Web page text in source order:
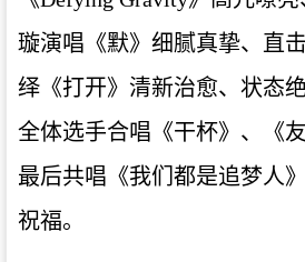
璇演唱《默》细腻真挚、直
绎《打开》清新治愈、状态
全体选手合唱《干杯》、《
最后共唱《我们都是追梦人
祝福。